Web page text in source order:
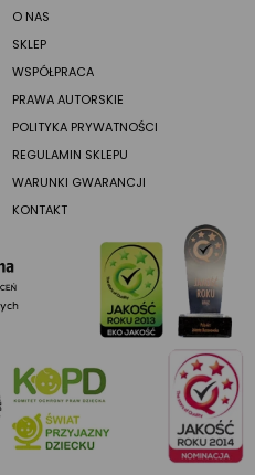
O NAS
SKLEP
WSPÓŁPRACA
PRAWA AUTORSKIE
POLITYKA PRYWATNOŚCI
REGULAMIN SKLEPU
WARUNKI GWARANCJI
KONTAKT